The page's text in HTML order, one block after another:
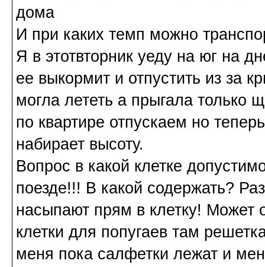
дома
И при каких темп можно
Я в этотвторник уеду на юг на
ее выкормит и отпустить из за
могла лететь а прыгала
по квартире отпускаем но
набирает высоту.
Вопрос в какой клетке
поезде!!! В какой содержать?
насыпают прям в клетку! Может
клетки для попугаев там
меня пока салфетки лежат и